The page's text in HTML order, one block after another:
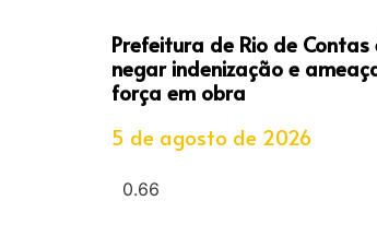
Prefeitura de Rio de
negar indenização e
força em obra
5 de agosto de 2026